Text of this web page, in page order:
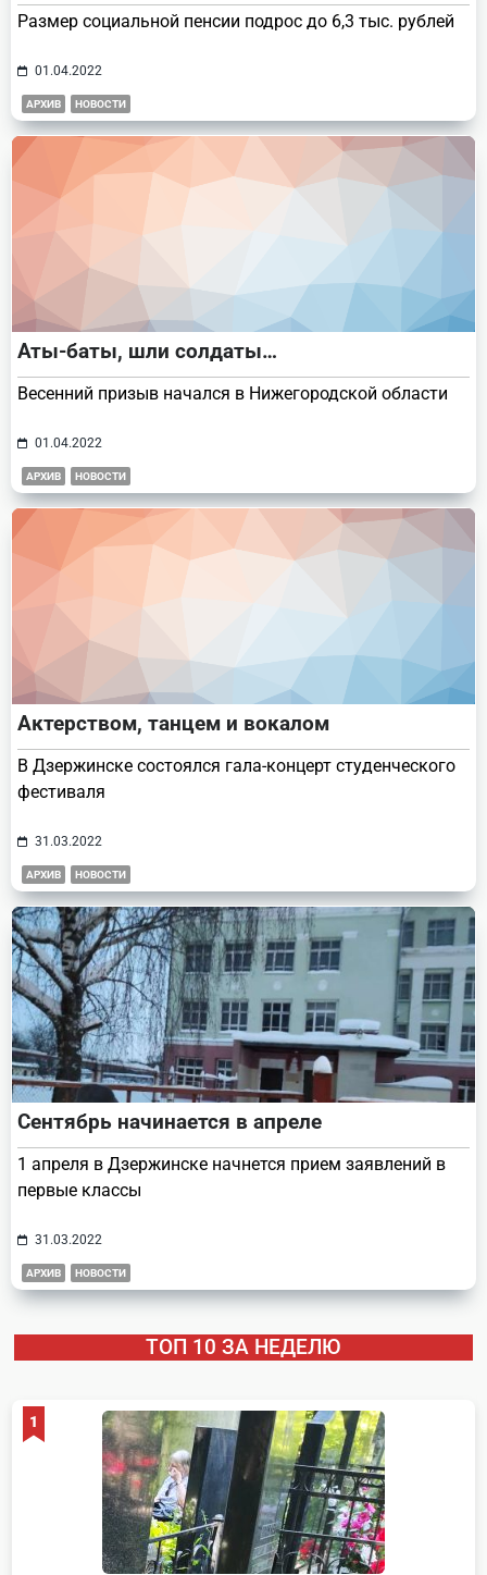
Размер социальной пенсии подрос до 6,3 тыс. рублей
01.04.2022
АРХИВ НОВОСТИ
Аты-баты, шли солдаты…
Весенний призыв начался в Нижегородской области
01.04.2022
АРХИВ НОВОСТИ
Актерством, танцем и вокалом
В Дзержинске состоялся гала-концерт студенческого
фестиваля
31.03.2022
АРХИВ НОВОСТИ
Сентябрь начинается в апреле
1 апреля в Дзержинске начнется прием заявлений в
первые классы
31.03.2022
АРХИВ НОВОСТИ
ТОП 10 ЗА НЕДЕЛЮ